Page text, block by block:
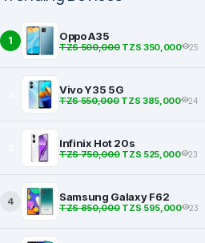
1 Oppo A35
TZS 500,000TZS 350,000 25
Vivo Y35 5G
TZS 550,000TZS 385,000 24
Infinix Hot 20s
TZS 750,000TZS 525,000 23
4 Samsung Galaxy F62
TZS 850,000TZS 595,000 23